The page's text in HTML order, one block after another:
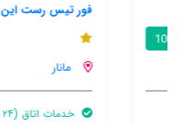
فور تیس رست این
خدمات اتاق (۲۴ ساعته)